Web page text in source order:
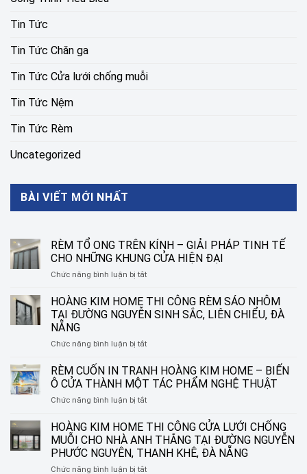
Tin Tức
Tin Tức Chăn ga
Tin Tức Cửa lưới chống muỗi
Tin Tức Nệm
Tin Tức Rèm
Uncategorized
BÀI VIẾT MỚI NHẤT
RÈM TỔ ONG TRÊN KÍNH – GIẢI PHÁP TINH TẾ
CHO NHỮNG KHUNG CỬA HIỆN ĐẠI
Chức năng bình luận bị tắtở
TỔ
ONG
TRÊN
–
PHÁP
TINH
TẾ
CHO
KHUNG
CỬA
HIỆN
HOÀNG KIM HOME THI CÔNG RÈM SÁO NHÔM
TẠI ĐƯỜNG NGUYỄN SINH SẮC, LIÊN CHIỂU, ĐÀ
NẴNG
Chức năng bình luận bị tắtở
KIM
HOME
THI
CÔNG
SÁO
NHÔM
TẠI
ĐƯỜNG
NGUYỄN
RÈM CUỐN IN TRANH HOÀNG KIM HOME – BIẾN
Ô CỬA THÀNH MỘT TÁC PHẨM NGHỆ THUẬT
Chức năng bình luận bị tắtở
CUỐN
IN
TRANH
HOÀNG
KIM
HOÀNG KIM HOME THI CÔNG CỬA LƯỚI CHỐNG
MUỖI CHO NHÀ ANH THẮNG TẠI ĐƯỜNG NGUYỄN
PHƯỚC NGUYÊN, THANH KHÊ, ĐÀ NẴNG
Chức năng bình luận bị tắtở